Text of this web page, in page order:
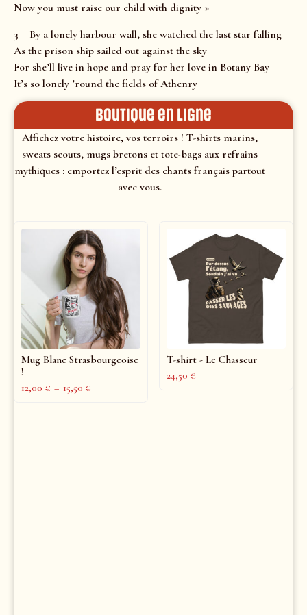
Now you must raise our child with dignity »
3 – By a lonely harbour wall, she watched the last star falling
As the prison ship sailed out against the sky
For she’ll live in hope and pray for her love in Botany Bay
It’s so lonely ’round the fields of Athenry
Boutique en ligne
Affichez votre histoire, vos terroirs ! T-shirts marins,
sweats scouts, mugs bretons et tote-bags aux refrains
mythiques : emportez l’esprit des chants français partout
avec vous.
Mug Blanc Strasbourgeoise
!
12,00 € – 15,50 €
T-shirt - Le Chasseur
24,50 €